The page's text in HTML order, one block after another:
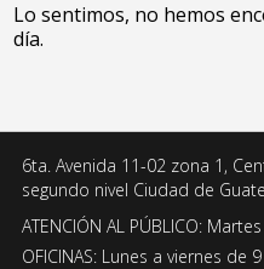
Lo sentimos, no hemos
día.
6ta. Avenida 11-02 zona 1,
segundo nivel Ciudad de
ATENCIÓN AL PÚBLICO:
OFICINAS: Lunes a viernes de